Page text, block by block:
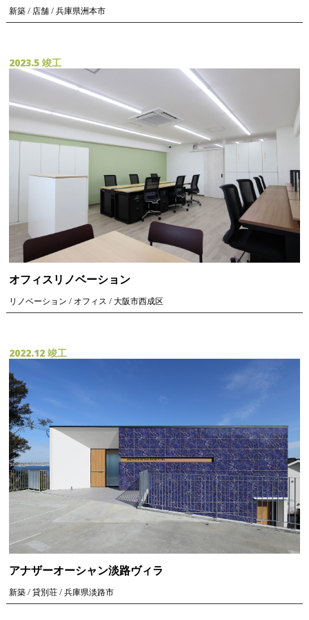
新築 / 店舗 / 兵庫県洲本市
2023.5 竣工
オフィスリノベーション
リノベーション / オフィス / 大阪市西成区
2022.12 竣工
アナザーオーシャン淡路ヴィラ
新築 / 貸別荘 / 兵庫県淡路市